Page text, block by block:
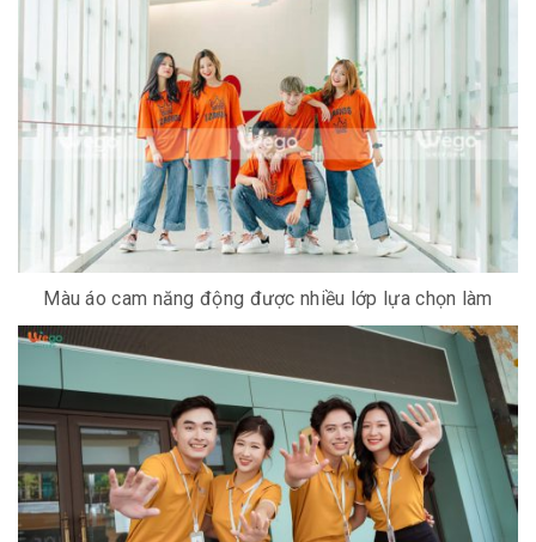
Màu áo cam năng động được nhiều lớp lựa chọn làm